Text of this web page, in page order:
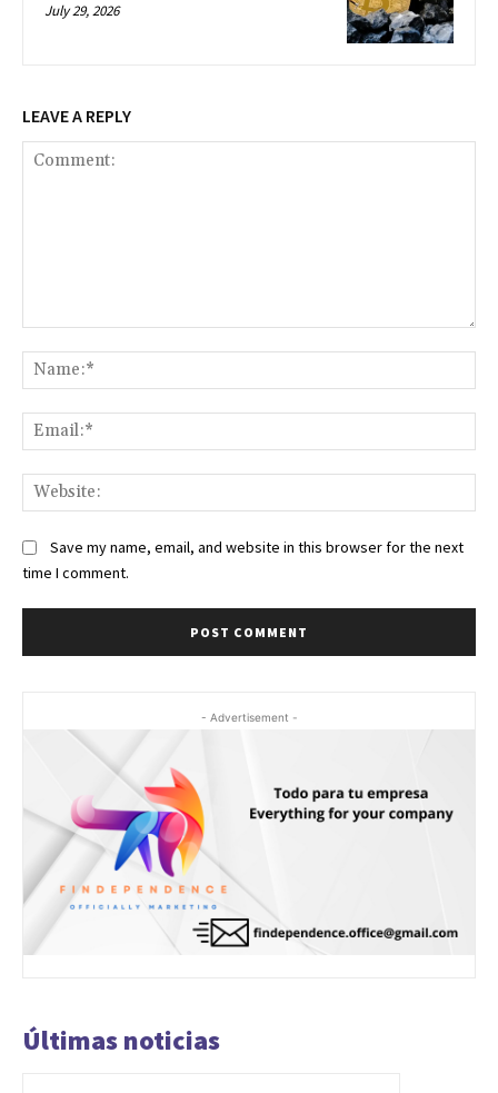
July 29, 2026
LEAVE A REPLY
Save my name, email, and website in this browser for the next
time I comment.
- Advertisement -
Últimas noticias